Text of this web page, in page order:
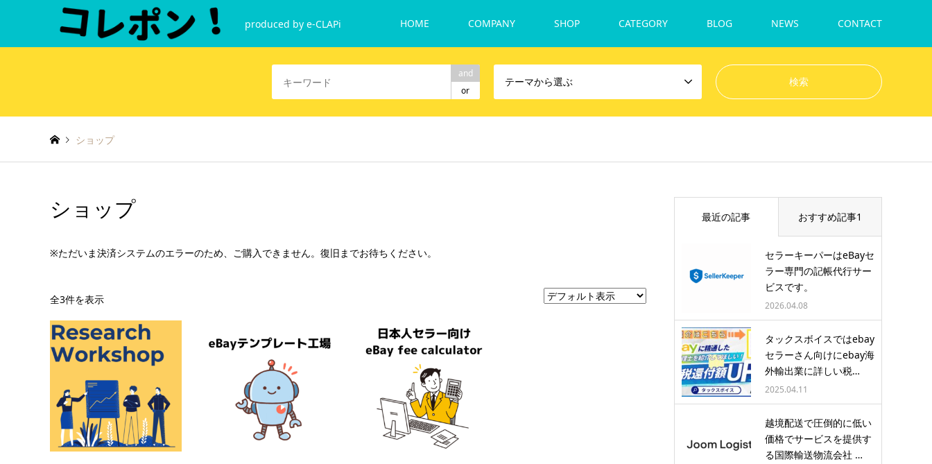
produced by e-CLAPi HOME COMPANY SHOP CATEGORY BLOG NEWS CONTACT
and
or
テーマから選ぶ
ショップ
ショップ
※ただいま決済システムのエラーのため、ご購入できません。復旧までお待ちください。
全3件を表示
最近の記事 おすすめ記事1
セラーキーパーはeBayセ
ラー専門の記帳代行サー
ビスです。
2026.04.08
タックスボイスではebay
セラーさん向けにebay海
外輸出業に詳しい税…
2025.04.11
越境配送で圧倒的に低い
価格でサービスを提供す
る国際輸送物流会社 …